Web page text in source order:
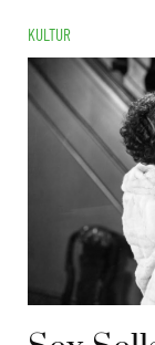
KULTUR